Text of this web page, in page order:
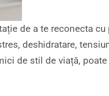
de a te reconecta
deshidratare,
de stil de viață,